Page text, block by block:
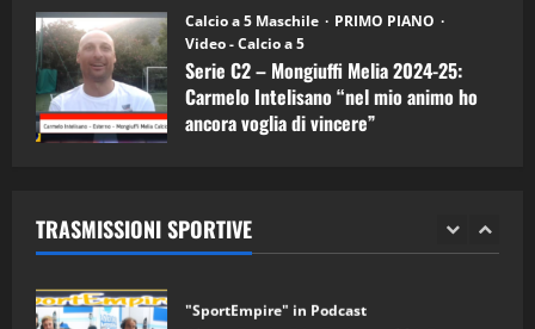
Calcio a 5 Maschile
PRIMO PIANO
Video - Calcio a 5
Serie C2 – Mongiuffi Melia 2024-25:
Carmelo Intelisano “nel mio animo ho
ancora voglia di vincere”
TRASMISSIONI SPORTIVE
1
“SportEmpire” in Podcast: 30^ Puntata
(Martedi 05 Maggio 2026)
08/05/2026
2 28/04/2026
"SportEmpire" in Podcast